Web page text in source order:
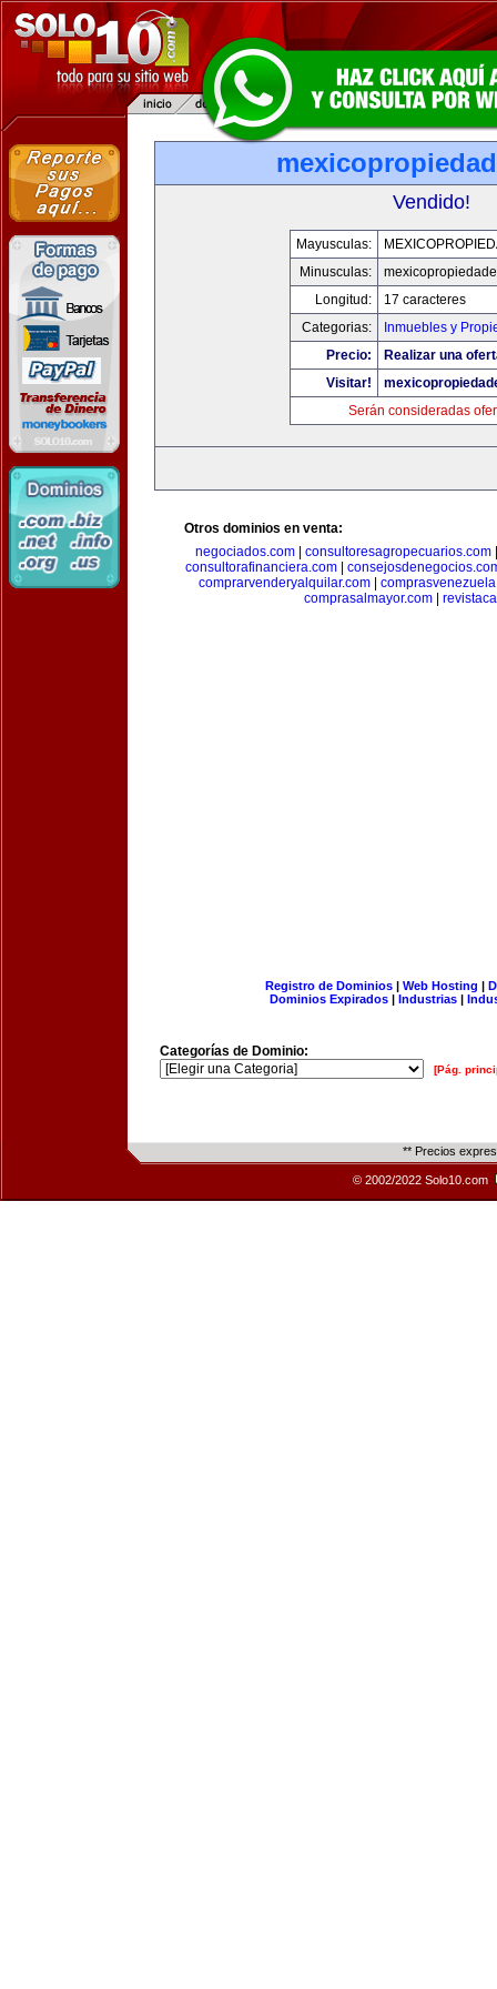
Vendido!
Mayusculas:
Minusculas:
Longitud:
17 caracteres
Categorias:
Inmuebles y
Precio:
Realizar una
Visitar!
Serán consideradas
Otros dominios en venta:
negociados.com
consultoresagropecuarios.com
consultorafinanciera.com|
comprarvenderyalquilar.com|
comprasalmayor.com
Registro de Dominios| Web Hosting |
Dominios Expirados | Industrias |
Categorías de Dominio:
[Pág.
** Precios
© 2002/2022 Solo10.com